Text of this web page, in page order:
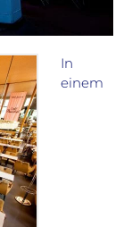
In
einem